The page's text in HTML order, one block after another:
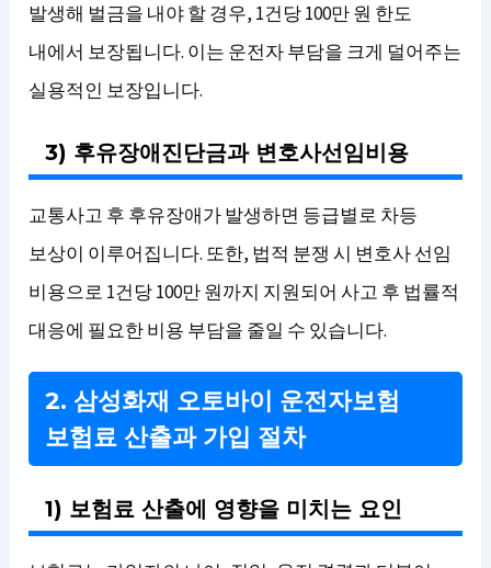
발생해 벌금을 내야 할 경우, 1건당 100만 원 한도
내에서 보장됩니다. 이는 운전자 부담을 크게 덜어주는
실용적인 보장입니다.
3) 후유장애진단금과 변호사선임비용
교통사고 후 후유장애가 발생하면 등급별로 차등
보상이 이루어집니다. 또한, 법적 분쟁 시 변호사 선임
비용으로 1건당 100만 원까지 지원되어 사고 후 법률적
대응에 필요한 비용 부담을 줄일 수 있습니다.
2. 삼성화재 오토바이 운전자보험
보험료 산출과 가입 절차
1) 보험료 산출에 영향을 미치는 요인